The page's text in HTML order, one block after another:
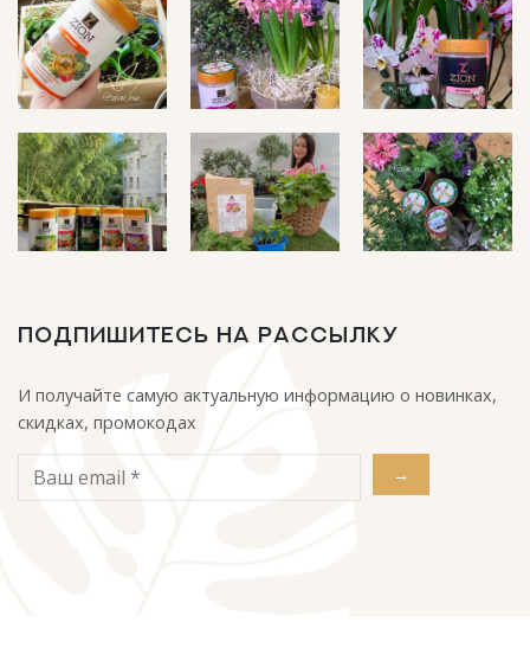
ПОДПИШИТЕСЬ НА РАССЫЛКУ
И получайте самую актуальную информацию о новинках,
скидках, промокодах